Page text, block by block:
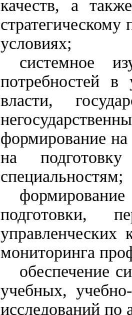
качеств, а
условиях;
системное
потребностей в
власти,
формирование на
на
специальностям;
подготовки,
управленческих
мониторинга
обеспечение
учебных,
исследований